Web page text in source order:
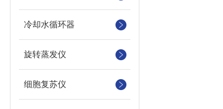
冷却水循环器
旋转蒸发仪
细胞复苏仪